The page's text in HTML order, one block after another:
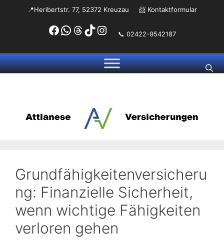
📍Heribertstr. 77, 52372 Kreuzau 📨 Kontaktformular
Facebook
WhatsApp
Threads
TikTok
Instagram
📞 02422-9542187
Grundfähigkeitenversicheru
ng: Finanzielle Sicherheit,
wenn wichtige Fähigkeiten
verloren gehen